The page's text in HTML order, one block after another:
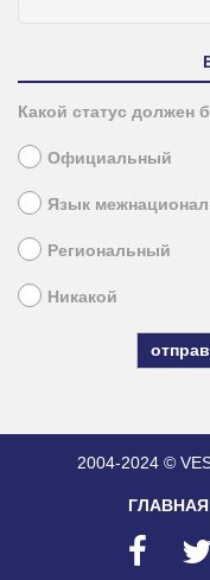
Какой статус должен
Официальный
Язык
Региональный
Никакой
2004-2024 ©
ГЛАВНАЯ